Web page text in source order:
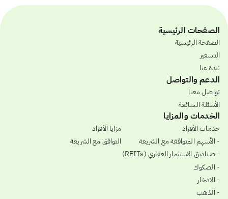
الصفحات الرئيسية
الصفحة الرئيسية
التسعير
نبذة عنا
الدعم والتواصل
تواصل معنا
الأسئلة الشائعة
الخدمات والمزايا
خدمات الأفراد
- الأسهم المتوافقة مع الشريعة
- صناديق الاستثمار العقاري (REITs)
- الصكوك
- الادخار
- الذهب
مزايا الأفراد
التوافق مع الشريعة